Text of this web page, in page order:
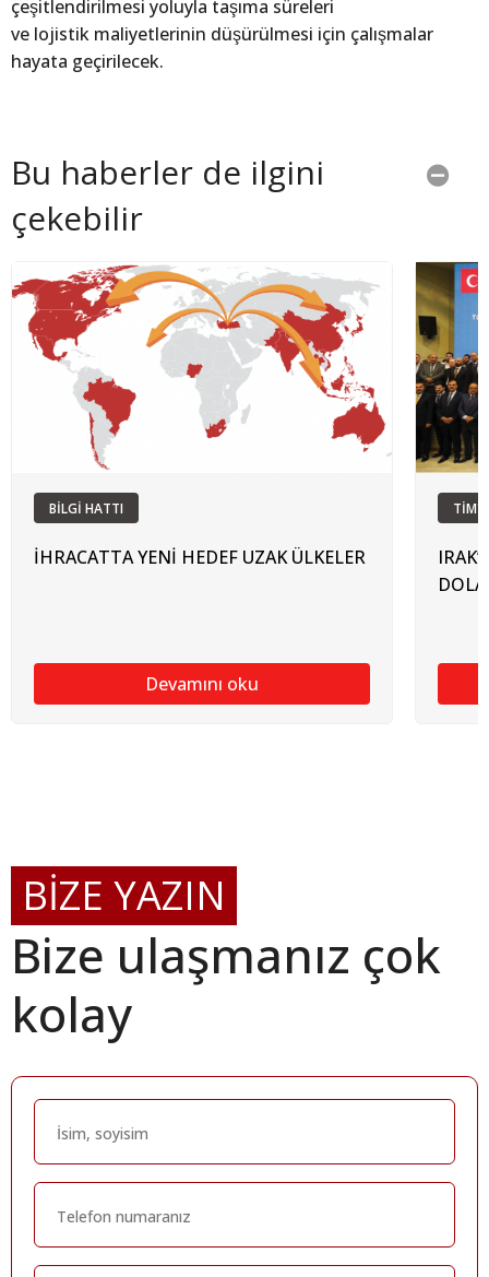
çeşitlendirilmesi yoluyla taşıma süreleri
ve lojistik maliyetlerinin düşürülmesi için çalışmalar
hayata geçirilecek.
Bu haberler de ilgini
çekebilir
BİLGİ HATTI
İHRACATTA YENİ HEDEF UZAK ÜLKELER
Devamını oku
BİZE YAZIN
Bize ulaşmanız çok
kolay